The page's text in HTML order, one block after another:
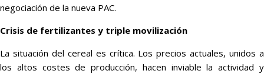
negociación de la nueva PAC.
Crisis de fertilizantes y triple movilización
La situación del cereal es crítica. Los precios actuales, unidos a
los altos costes de producción, hacen inviable la actividad y